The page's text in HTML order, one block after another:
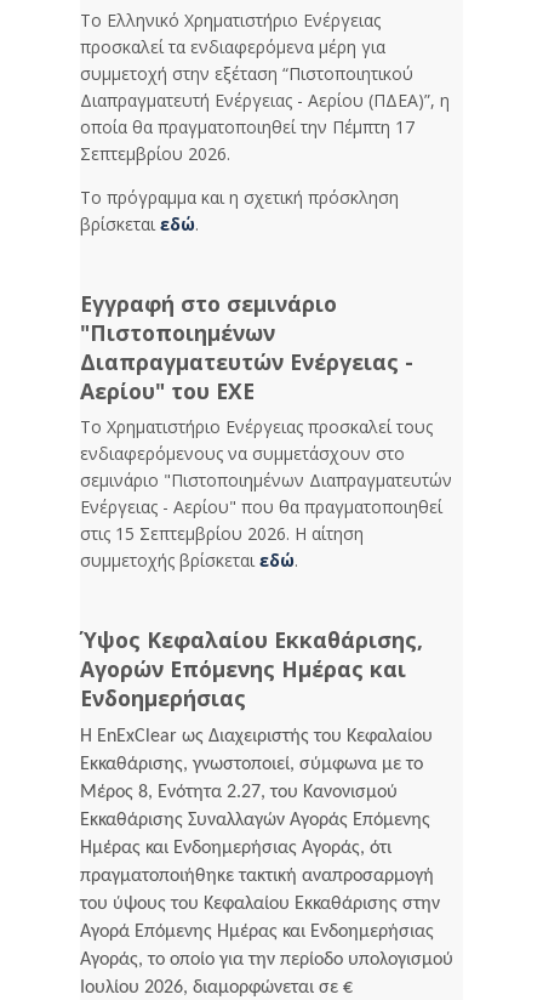
Το Ελληνικό Χρηματιστήριο Ενέργειας
προσκαλεί τα ενδιαφερόμενα μέρη για
συμμετοχή στην εξέταση “Πιστοποιητικού
Διαπραγματευτή Ενέργειας - Αερίου (ΠΔΕΑ)”, η
οποία θα πραγματοποιηθεί την Πέμπτη 17
Σεπτεμβρίου 2026.
Το πρόγραμμα και η σχετική πρόσκληση
βρίσκεταιεδώ.
Εγγραφή στο σεμινάριο
"Πιστοποιημένων
Διαπραγματευτών Ενέργειας -
Αερίου" του ΕΧΕ
Το Χρηματιστήριο Ενέργειας προσκαλεί τους
ενδιαφερόμενους να συμμετάσχουν στο
σεμινάριο "Πιστοποιημένων Διαπραγματευτών
Ενέργειας - Αερίου" που θα πραγματοποιηθεί
στις 15 Σεπτεμβρίου 2026. Η αίτηση
συμμετοχής βρίσκεταιεδώ.
Ύψος Κεφαλαίου Εκκαθάρισης,
Αγορών Επόμενης Ημέρας και
Ενδοημερήσιας
Η EnExClear ως Διαχειριστής του Κεφαλαίου
Εκκαθάρισης, γνωστοποιεί, σύμφωνα με το
Μέρος 8, Ενότητα 2.27, του Κανονισμού
Εκκαθάρισης Συναλλαγών Αγοράς Επόμενης
Ημέρας και Ενδοημερήσιας Αγοράς, ότι
πραγματοποιήθηκε τακτική αναπροσαρμογή
του ύψους του Κεφαλαίου Εκκαθάρισης στην
Αγορά Επόμενης Ημέρας και Ενδοημερήσιας
Αγοράς, το οποίο για την περίοδο υπολογισμού
Ιουλίου 2026, διαμορφώνεται σε €